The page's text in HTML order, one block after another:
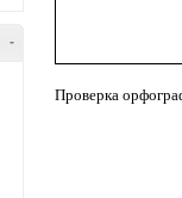
-
Проверка